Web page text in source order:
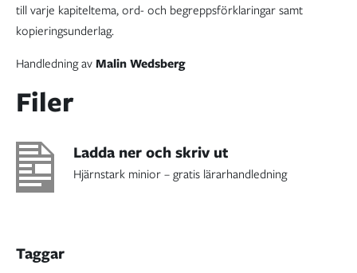
till varje kapiteltema, ord- och begreppsförklaringar samt
kopieringsunderlag.
Handledning avMalin Wedsberg
Filer
Ladda ner och skriv ut
Hjärnstark minior – gratis lärarhandledning
Taggar